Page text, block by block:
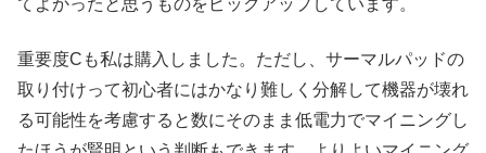
てよかったと思うものをピックアップしています。
重要度Cも私は購入しました。ただし、サーマルパッドの
取り付けって初心者にはかなり難しく分解して機器が壊れ
る可能性を考慮すると数にそのまま低電力でマイニングし